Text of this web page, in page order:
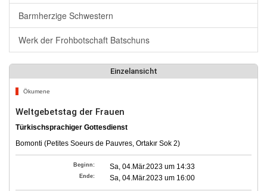
Barmherzige Schwestern
Werk der Frohbotschaft Batschuns
Einzelansicht
Ökumene
Weltgebetstag der Frauen
Türkischsprachiger Gottesdienst
Bomonti (Petites Soeurs de Pauvres, Ortakır Sok 2)
Beginn: Sa, 04.Mär.2023 um 14:33
Ende: Sa, 04.Mär.2023 um 16:00